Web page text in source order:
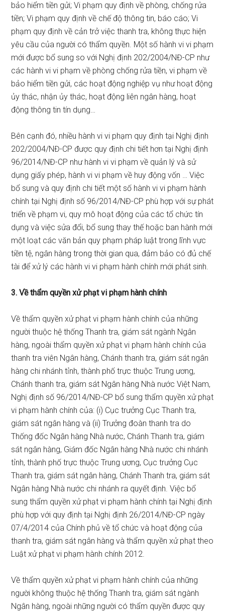
bảo hiểm tiền gửi; Vi phạm quy định về phòng, chống rửa
tiền; Vi phạm quy định về chế độ thông tin, báo cáo; Vi
phạm quy định về cản trở việc thanh tra, không thực hiện
yêu cầu của người có thẩm quyền. Một số hành vi vi phạm
mới được bổ sung so với Nghị định 202/2004/NĐ-CP như
các hành vi vi phạm về phòng chống rửa tiền, vi phạm về
bảo hiểm tiền gửi, các hoạt động nghiệp vụ như hoạt động
ủy thác, nhận ủy thác, hoạt động liên ngân hàng, hoạt
động thông tin tín dụng…
Bên cạnh đó, nhiều hành vi vi phạm quy định tại Nghị định
202/2004/NĐ-CP được quy định chi tiết hơn tại Nghị định
96/2014/NĐ-CP như hành vi vi phạm về quản lý và sử
dụng giấy phép, hành vi vi phạm về huy động vốn … Việc
bổ sung và quy định chi tiết một số hành vi vi phạm hành
chính tại Nghị định số 96/2014/NĐ-CP phù hợp với sự phát
triển về phạm vi, quy mô hoạt động của các tổ chức tín
dụng và việc sửa đổi, bổ sung thay thế hoặc ban hành mới
một loạt các văn bản quy phạm pháp luật trong lĩnh vực
tiền tệ, ngân hàng trong thời gian qua, đảm bảo có đủ chế
tài để xử lý các hành vi vi phạm hành chính mới phát sinh.
3. Về thẩm quyền xử phạt vi phạm hành chính
Về thẩm quyền xử phạt vi phạm hành chính của những
người thuộc hệ thống Thanh tra, giám sát ngành Ngân
hàng, ngoài thẩm quyền xử phạt vi phạm hành chính của
thanh tra viên Ngân hàng, Chánh thanh tra, giám sát ngân
hàng chi nhánh tỉnh, thành phố trực thuộc Trung ương,
Chánh thanh tra, giám sát Ngân hàng Nhà nước Việt Nam,
Nghị định số 96/2014/NĐ-CP bổ sung thẩm quyền xử phạt
vi phạm hành chính của: (i) Cục trưởng Cục Thanh tra,
giám sát ngân hàng và (ii) Trưởng đoàn thanh tra do
Thống đốc Ngân hàng Nhà nước, Chánh Thanh tra, giám
sát ngân hàng, Giám đốc Ngân hàng Nhà nước chi nhánh
tỉnh, thành phố trực thuộc Trung ương, Cục trưởng Cục
Thanh tra, giám sát ngân hàng, Chánh Thanh tra, giám sát
Ngân hàng Nhà nước chi nhánh ra quyết định. Việc bổ
sung thẩm quyền xử phạt vi phạm hành chính tại Nghị định
phù hợp với quy định tại Nghị định 26/2014/NĐ-CP ngày
07/4/2014 của Chính phủ về tổ chức và hoạt động của
thanh tra, giám sát ngân hàng và thẩm quyền xử phạt theo
Luật xử phạt vi phạm hành chính 2012.
Về thẩm quyền xử phạt vi phạm hành chính của những
người không thuộc hệ thống Thanh tra, giám sát ngành
Ngân hàng, ngoài những người có thẩm quyền được quy